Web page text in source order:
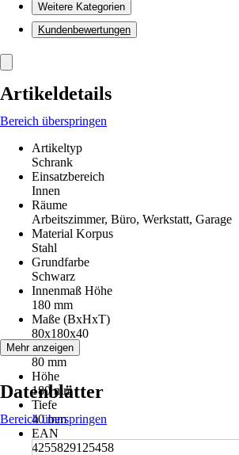
Weitere Kategorien
Kundenbewertungen
Artikeldetails
Bereich überspringen
Artikeltyp
Schrank
Einsatzbereich
Innen
Räume
Arbeitszimmer, Büro, Werkstatt, Garage
Material Korpus
Stahl
Grundfarbe
Schwarz
Innenmaß Höhe
180 mm
Maße (BxHxT)
80x180x40
Breite
80 mm
Höhe
180 mm
Tiefe
40 mm
EAN
4255829125458
Mehr anzeigen
Datenblätter
Bereich überspringen